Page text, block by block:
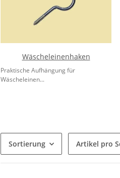
Wäscheleinenhaken
Praktische Aufhängung für
Wäscheleinen...
Sortierung Artikel pro